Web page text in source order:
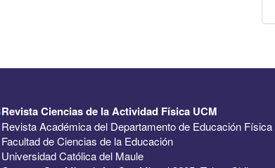
Revista Ciencias de la Actividad Física UCM
Revista Académica del Departamento de Educación Física
Facultad de Ciencias de la Educación
Universidad Católica del Maule